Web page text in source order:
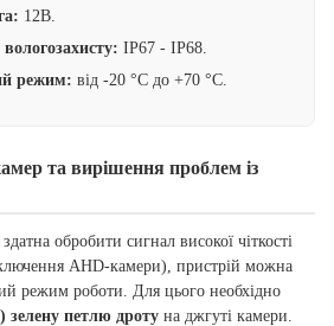
12В.
IP67 - IP68.
режим: від -20 °C до +70 °C.
та вирішення проблем із
обробити сигнал високої чіткості
AHD-камери), пристрій можна
режим роботи. Для цього необхідно
зелену петлю дроту на джгуті камери.